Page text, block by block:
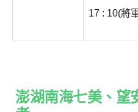
17 : 10(將
澎湖南海七美、望